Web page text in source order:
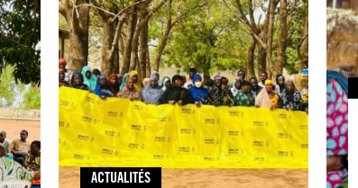
ACTUALITÉS